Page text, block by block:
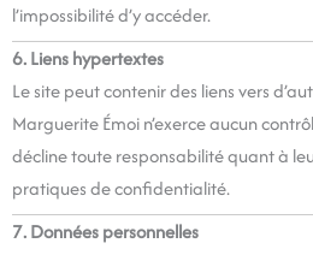
l’impossibilité d’y accéder.
6. Liens hypertextes
Le site peut contenir des liens vers
Marguerite Émoi n’exerce aucun
décline toute responsabilité quant à
pratiques de confidentialité.
7. Données personnelles